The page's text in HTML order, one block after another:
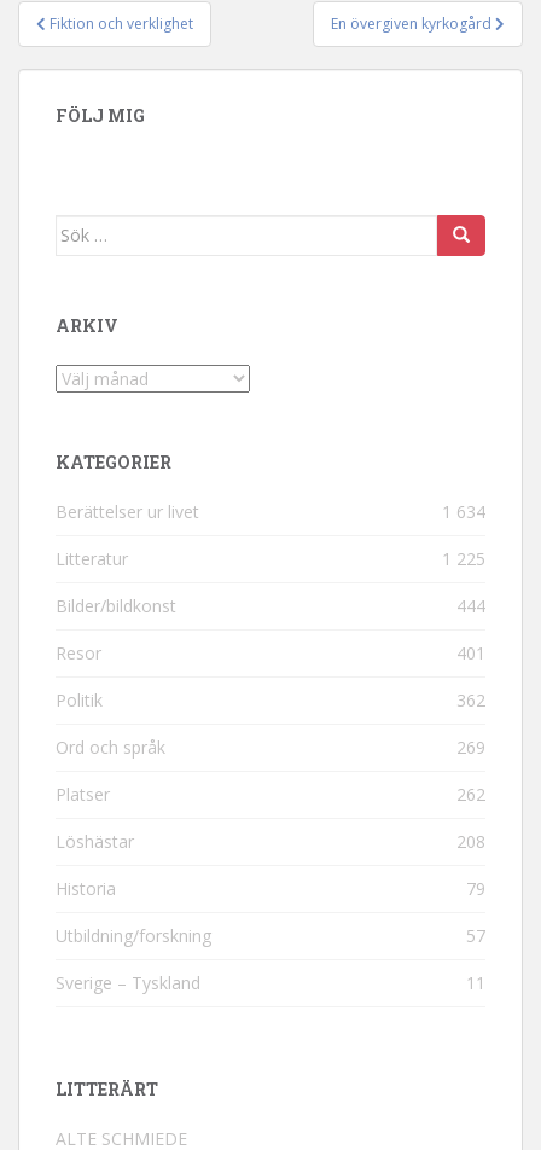
Inläggsnavigering
Fiktion och verklighet En övergiven kyrkogård
FÖLJ MIG
Sök efter:
ARKIV
Arkiv
KATEGORIER
Berättelser ur livet 1 634
Litteratur 1 225
Bilder/bildkonst 444
Resor 401
Politik 362
Ord och språk 269
Platser 262
Löshästar 208
Historia 79
Utbildning/forskning 57
Sverige – Tyskland 11
LITTERÄRT
ALTE SCHMIEDE